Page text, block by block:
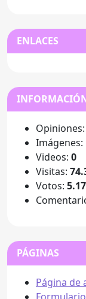
ENLACES
Opiniones:
Imágenes:
Videos: 0
Visitas:
Votos:
PÁGINAS
Página de